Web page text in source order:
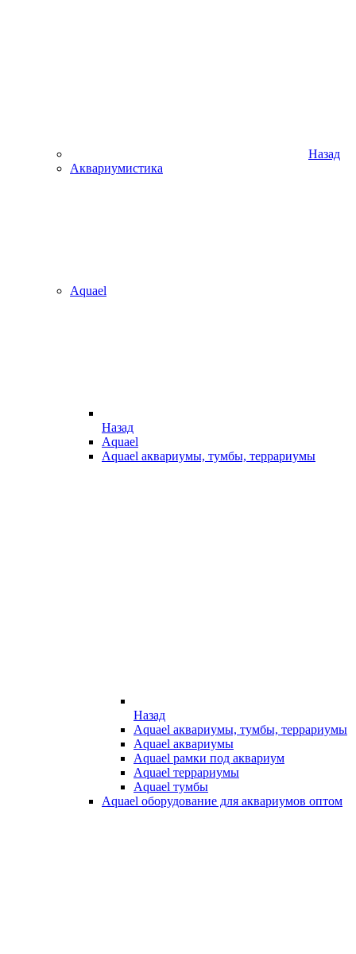
Назад
Аквариумистика
Aquael
Назад
Aquael
Aquael аквариумы, тумбы, террариумы
Назад
Aquael аквариумы, тумбы, террариумы
Aquael аквариумы
Aquael рамки под аквариум
Aquael террариумы
Aquael тумбы
Aquael оборудование для аквариумов оптом